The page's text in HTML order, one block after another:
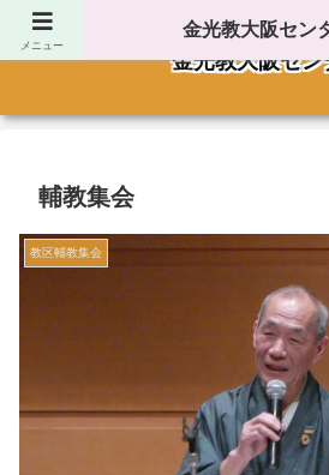
金光教大阪セ
輔教集会
教区輔教集会
メニュー
金光教大阪セン